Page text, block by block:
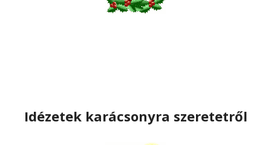
Idézetek karácsonyra szeretetről